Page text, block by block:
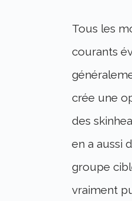
Tous les
courants
crée une
des
en a aussi
groupe
vraiment